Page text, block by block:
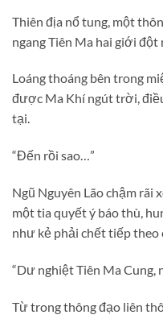
Thiên địa nổ tung, một
ngang Tiên Ma hai giới đột
Loáng thoáng bên trong
được Ma Khí ngút trời,
tại.
“Đến rồi sao…”
Ngũ Nguyên Lão chậm rãi
một tia quyết ý báo thù,
như kẻ phải chết tiếp theo
“Dư nghiệt Tiên Ma
Từ trong thông đạo liên